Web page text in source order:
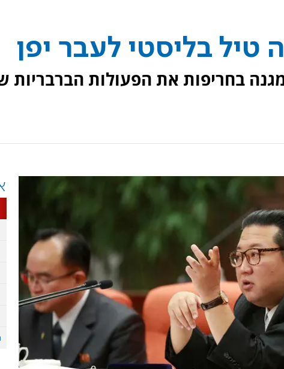
טיל בליסטי לעבר יפן
בחריפות את הפעולות הברבריות